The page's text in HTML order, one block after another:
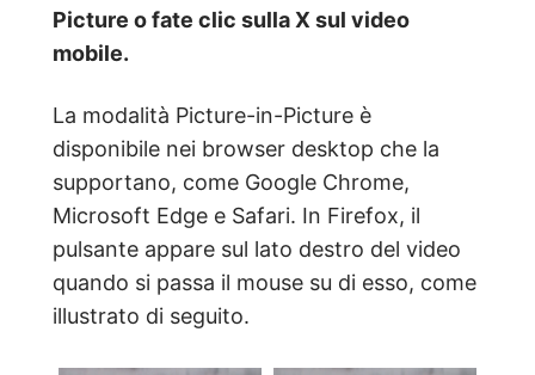
Picture o fate clic sulla X sul video
mobile.
La modalità Picture-in-Picture è
disponibile nei browser desktop che la
supportano, come Google Chrome,
Microsoft Edge e Safari. In Firefox, il
pulsante appare sul lato destro del video
quando si passa il mouse su di esso, come
illustrato di seguito.